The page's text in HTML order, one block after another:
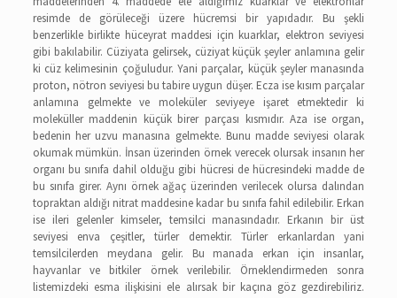
resimde de görüleceği üzere hücremsi bir yapıdadır. Bu şekli
benzerlikle birlikte hüceyrat maddesi için kuarklar, elektron seviyesi
gibi bakılabilir. Cüziyata gelirsek, cüziyat küçük şeyler anlamına gelir
ki cüz kelimesinin çoğuludur. Yani parçalar, küçük şeyler manasında
proton, nötron seviyesi bu tabire uygun düşer. Ecza ise kısım parçalar
anlamına gelmekte ve moleküler seviyeye işaret etmektedir ki
moleküller maddenin küçük birer parçası kısmıdır. Aza ise organ,
bedenin her uzvu manasına gelmekte. Bunu madde seviyesi olarak
okumak mümkün. İnsan üzerinden örnek verecek olursak insanın her
organı bu sınıfa dahil olduğu gibi hücresi de hücresindeki madde de
bu sınıfa girer. Aynı örnek ağaç üzerinden verilecek olursa dalından
topraktan aldığı nitrat maddesine kadar bu sınıfa fahil edilebilir. Erkan
ise ileri gelenler kimseler, temsilci manasındadır. Erkanın bir üst
seviyesi enva çeşitler, türler demektir. Türler erkanlardan yani
temsilcilerden meydana gelir. Bu manada erkan için insanlar,
hayvanlar ve bitkiler örnek verilebilir. Örneklendirmeden sonra
listemizdeki esma ilişkisini ele alırsak bir kaçına göz gezdirebiliriz.